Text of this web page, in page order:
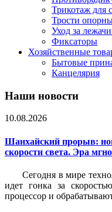
Трикотаж для
Трости
Уход за
Фиксаторы
Хозяйственные
Бытовые
Канцелярия
Наши новости
10.08.2026
Шанхайский прорыв:
скорости света. Эра
Сегодня в мире
идет гонка за
процессор и